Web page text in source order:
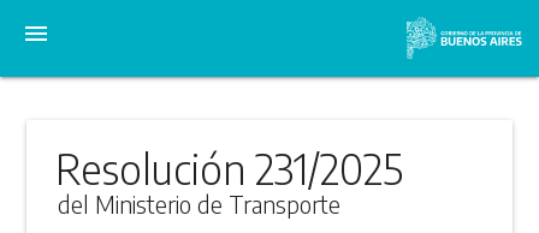
menu
Resolución 231/2025
del Ministerio de Transporte